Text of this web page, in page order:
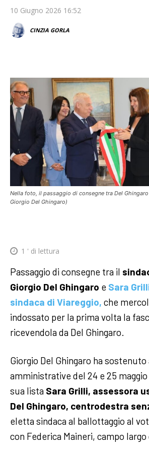
10 Giugno 2026 16:52
CINZIA GORLA
Nella foto, il passaggio di consegne tra Del
Giorgio Del Ghingaro)
1 ' di lettura
Passaggio di consegne tra il
Giorgio Del Ghingaro e Sara
sindaca di Viareggio, che
indossato per la prima volta la
ricevendola da Del Ghingaro.
Giorgio Del Ghingaro ha sostenuto
amministrative del 24 e 25
sua lista Sara Grilli, assessora
Del Ghingaro, centrodestra
eletta sindaca al ballottaggio al
con Federica Maineri, campo